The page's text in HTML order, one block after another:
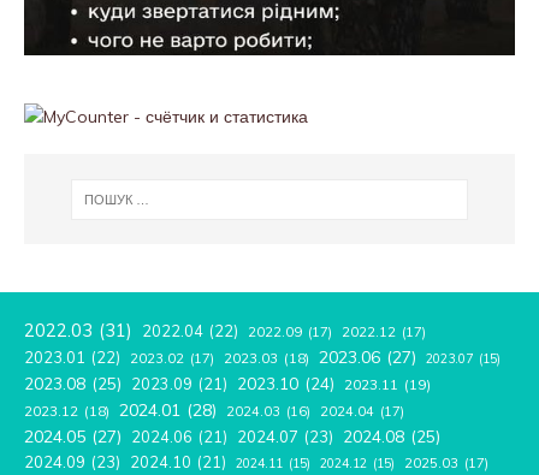
2022.03 (31) 2022.04 (22) 2022.09 (17) 2022.12 (17)
2023.01 (22) 2023.02 (17) 2023.03 (18) 2023.06 (27) 2023.07 (15)
2023.08 (25) 2023.09 (21) 2023.10 (24) 2023.11 (19)
2023.12 (18) 2024.01 (28) 2024.03 (16) 2024.04 (17)
2024.05 (27) 2024.06 (21) 2024.07 (23) 2024.08 (25)
2024.09 (23) 2024.10 (21) 2024.11 (15) 2024.12 (15) 2025.03 (17)